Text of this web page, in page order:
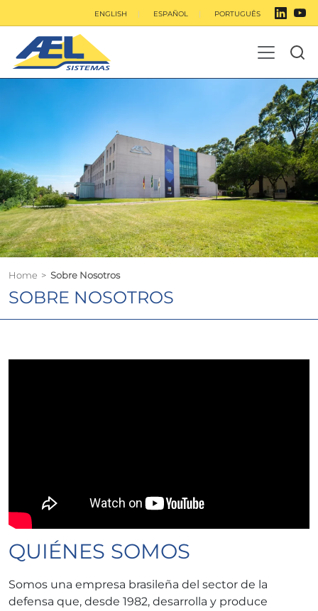
ENGLISH ESPAÑOL PORTUGUÊS
Home > Sobre Nosotros
SOBRE NOSOTROS
QUIÉNES SOMOS
Somos una empresa brasileña del sector de la
defensa que, desde 1982, desarrolla y produce